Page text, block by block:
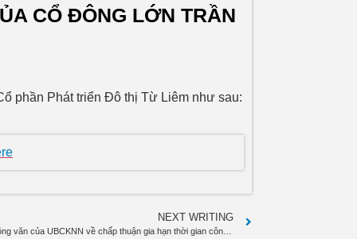
CỔ ĐÔNG LỚN TRẦN
phần Phát triển Đô thị Từ Liêm như sau:
NEXT WRITING